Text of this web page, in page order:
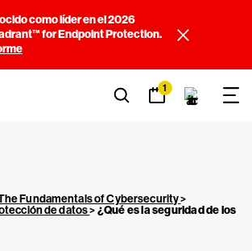
como líder en el 2026
for Endpoint Protection.
1
Fundamentals of Cybersecurity>
de datos>¿Qué es la seguridad de los